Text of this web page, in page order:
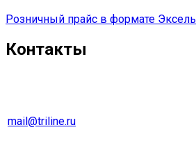
Розничный прайс в формате Эксель
Контакты
mail@triline.ru